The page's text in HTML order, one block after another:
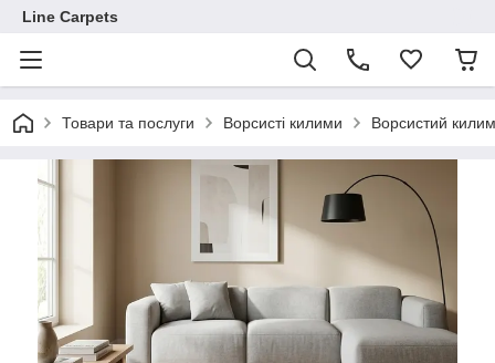
Line Carpets
Товари та послуги Ворсисті килими Ворсистий